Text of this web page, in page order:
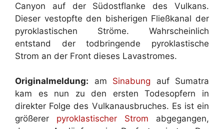
Canyon auf der Südostflanke des Vulkans.
Dieser vestopfte den bisherigen Fließkanal der
pyroklastischen Ströme. Wahrscheinlich
entstand der todbringende pyroklastische
Strom an der Front dieses Lavastromes.
Originalmeldung: am Sinabung auf Sumatra
kam es nun zu den ersten Todesopfern in
direkter Folge des Vulkanausbruches. Es ist ein
größerer pyroklastischer Strom abgegangen,